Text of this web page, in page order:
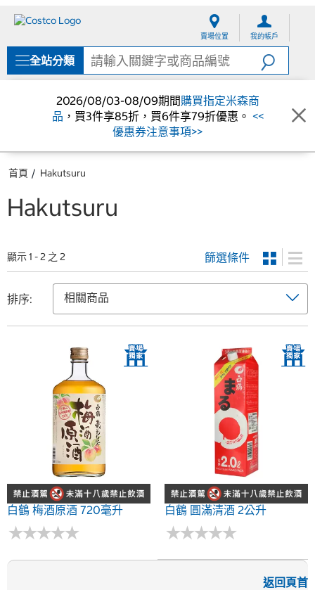
單
賣場位置 我的帳戶
全站分類
2026/08/03-08/09期間購買指定米森商
品 ，買3件享85折，買6件享79折優惠。 <<
優惠券注意事項>>
首頁 Hakutsuru
Hakutsuru
顯示 1 - 2 之 2 篩選條件
排序:
白鶴 梅酒原酒 720毫升
★★★★★
★★★★★
白鶴 圓滿清酒 2公升
★★★★★
★★★★★
返回頁首